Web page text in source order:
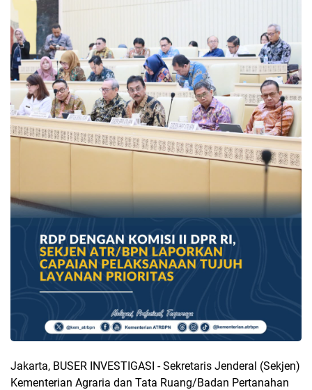
Jakarta, BUSER INVESTIGASI - Sekretaris Jenderal (Sekjen)
Kementerian Agraria dan Tata Ruang/Badan Pertanahan